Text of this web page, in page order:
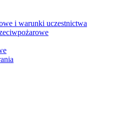
i warunki uczestnictwa